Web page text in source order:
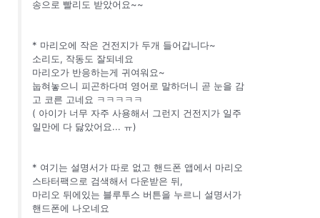
송으로 빨리도 받았어요~~
* 마리오에 작은 건전지가 두개 들어갑니다~
소리도, 작동도 잘되네요
마리오가 반응하는게 귀여워요~
눕혀놓으니 피곤하다며 영어로 말하더니 곧 눈을 감
고 코른 고네요 ㅋㅋㅋㅋㅋ
( 아이가 너무 자주 사용해서 그런지 건전지가 일주
일만에 다 닳았어요... ㅠ)
* 여기는 설명서가 따로 없고 핸드폰 앱에서 마리오
스타터팩으로 검색해서 다운받은 뒤,
마리오 뒤에있는 블루투스 버튼을 누르니 설명서가
핸드폰에 나오네요